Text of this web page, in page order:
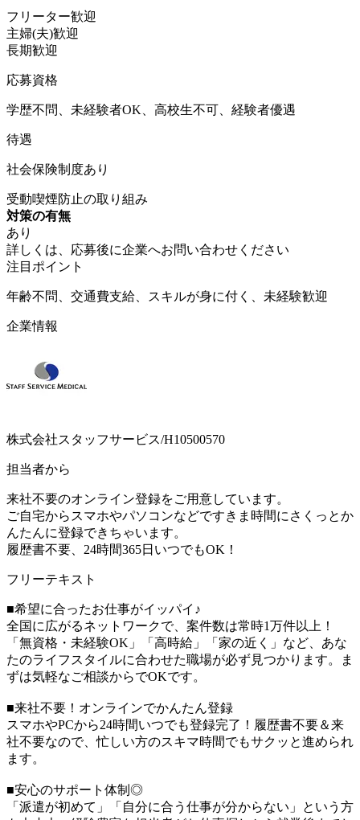
フリーター歓迎
主婦(夫)歓迎
長期歓迎
応募資格
学歴不問、未経験者OK、高校生不可、経験者優遇
待遇
社会保険制度あり
受動喫煙防止の取り組み
対策の有無
あり
詳しくは、応募後に企業へお問い合わせください
注目ポイント
年齢不問、交通費支給、スキルが身に付く、未経験歓迎
企業情報
株式会社スタッフサービス/H10500570
担当者から
来社不要のオンライン登録をご用意しています。
ご自宅からスマホやパソコンなどですきま時間にさくっとか
んたんに登録できちゃいます。
履歴書不要、24時間365日いつでもOK！
フリーテキスト
■希望に合ったお仕事がイッパイ♪
全国に広がるネットワークで、案件数は常時1万件以上！
「無資格・未経験OK」「高時給」「家の近く」など、あな
たのライフスタイルに合わせた職場が必ず見つかります。ま
ずは気軽なご相談からでOKです。
■来社不要！オンラインでかんたん登録
スマホやPCから24時間いつでも登録完了！履歴書不要＆来
社不要なので、忙しい方のスキマ時間でもサクッと進められ
ます。
■安心のサポート体制◎
「派遣が初めて」「自分に合う仕事が分からない」という方